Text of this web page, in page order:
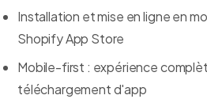
Installation et mise en ligne en
Shopify App Store
Mobile-first : expérience
téléchargement d'app